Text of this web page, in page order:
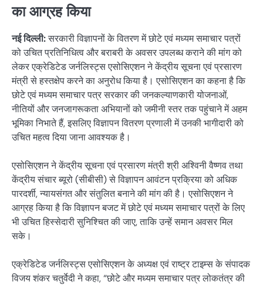
का आग्रह किया
नई दिल्ली:सरकारी विज्ञापनों के वितरण में छोटे एवं मध्यम समाचार पत्रों
को उचित प्रतिनिधित्व और बराबरी के अवसर उपलब्ध कराने की मांग को
लेकर एक्रेडिटेड जर्नलिस्ट्स एसोसिएशन ने केंद्रीय सूचना एवं प्रसारण
मंत्री से हस्तक्षेप करने का अनुरोध किया है। एसोसिएशन का कहना है कि
छोटे एवं मध्यम समाचार पत्र सरकार की जनकल्याणकारी योजनाओं,
नीतियों और जनजागरूकता अभियानों को जमीनी स्तर तक पहुंचाने में अहम
भूमिका निभाते हैं, इसलिए विज्ञापन वितरण प्रणाली में उनकी भागीदारी को
उचित महत्व दिया जाना आवश्यक है।
एसोसिएशन ने केंद्रीय सूचना एवं प्रसारण मंत्री श्री अश्विनी वैष्णव तथा
केंद्रीय संचार ब्यूरो (सीबीसी) से विज्ञापन आवंटन प्रक्रिया को अधिक
पारदर्शी, न्यायसंगत और संतुलित बनाने की मांग की है। एसोसिएशन ने
आग्रह किया है कि विज्ञापन बजट में छोटे एवं मध्यम समाचार पत्रों के लिए
भी उचित हिस्सेदारी सुनिश्चित की जाए, ताकि उन्हें समान अवसर मिल
सके।
एक्रेडिटेड जर्नलिस्ट्स एसोसिएशन के अध्यक्ष एवं राष्ट्र टाइम्स के संपादक
विजय शंकर चतुर्वेदी ने कहा, “छोटे और मध्यम समाचार पत्र लोकतंत्र की